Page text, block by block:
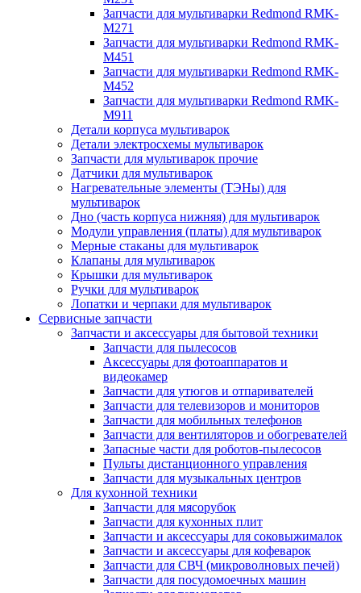
Запчасти для мультиварки Redmond RMK-
M271
Запчасти для мультиварки Redmond RMK-
M451
Запчасти для мультиварки Redmond RMK-
M452
Запчасти для мультиварки Redmond RMK-
M911
Детали корпуса мультиварок
Детали электросхемы мультиварок
Запчасти для мультиварок прочие
Датчики для мультиварок
Нагревательные элементы (ТЭНы) для
мультиварок
Дно (часть корпуса нижняя) для мультиварок
Модули управления (платы) для мультиварок
Мерные стаканы для мультиварок
Клапаны для мультиварок
Крышки для мультиварок
Ручки для мультиварок
Лопатки и черпаки для мультиварок
Сервисные запчасти
Запчасти и аксессуары для бытовой техники
Запчасти для пылесосов
Аксессуары для фотоаппаратов и
видеокамер
Запчасти для утюгов и отпаривателей
Запчасти для телевизоров и мониторов
Запчасти для мобильных телефонов
Запчасти для вентиляторов и обогревателей
Запасные части для роботов-пылесосов
Пульты дистанционного управления
Запчасти для музыкальных центров
Для кухонной техники
Запчасти для мясорубок
Запчасти для кухонных плит
Запчасти и аксессуары для соковыжималок
Запчасти и аксессуары для кофеварок
Запчасти для СВЧ (микроволновых печей)
Запчасти для посудомоечных машин